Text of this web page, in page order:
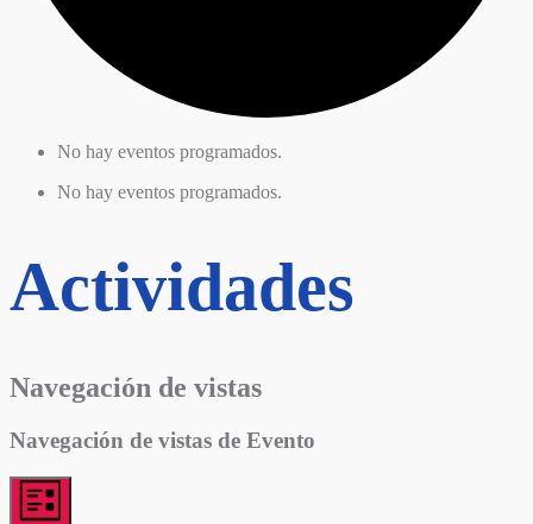
No hay eventos programados.
No hay eventos programados.
Actividades
Navegación de vistas
Navegación de vistas de Evento